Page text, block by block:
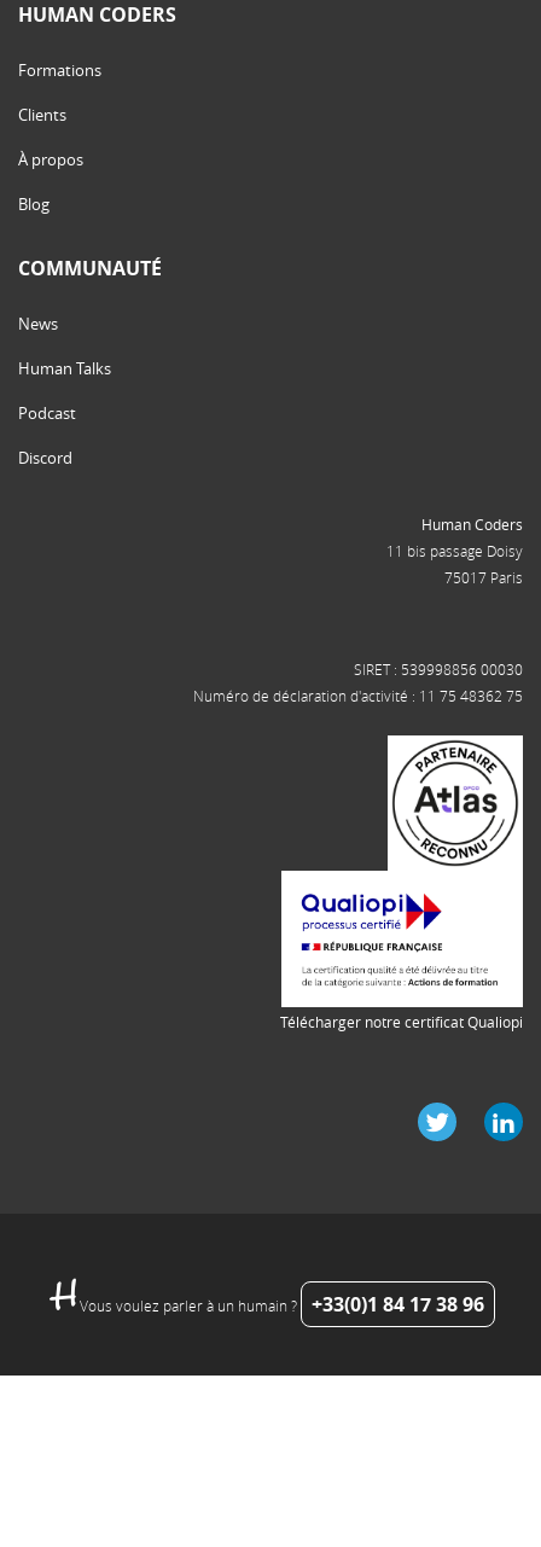
HUMAN CODERS
Formations
Clients
À propos
Blog
COMMUNAUTÉ
News
Human Talks
Podcast
Discord
Human Coders
11 bis passage Doisy
75017 Paris
SIRET : 539998856 00030
Numéro de déclaration d'activité : 11 75 48362 75
Télécharger notre certificat Qualiopi
Vous voulez parler à un humain ? +33(0)1 84 17 38 96